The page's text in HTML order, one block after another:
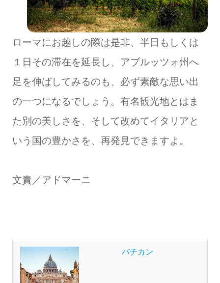
ローマにお越しの際は是非、半日もしくは
１日その滞在を延長し、アブルッツォ州へ
足を伸ばしてみるのも、必ず素敵な思い出
の一つになるでしょう。有名観光地とはま
た別の美しさを、そして改めてイタリアと
いう国の豊かさを、再発見できますよ。
文責／アドマーニ
バチカン